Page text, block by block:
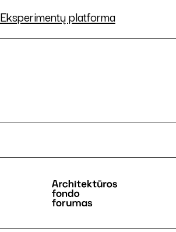
Eksperimentų platforma